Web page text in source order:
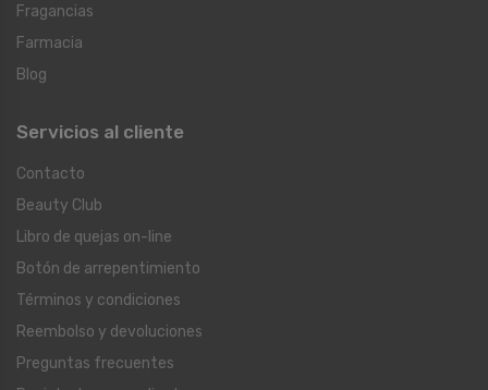
Fragancias
Farmacia
Blog
Servicios al cliente
Contacto
Beauty Club
Libro de quejas on-line
Botón de arrepentimiento
Términos y condiciones
Reembolso y devoluciones
Preguntas frecuentes